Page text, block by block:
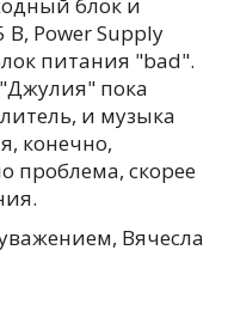
В, Power Supply
питания "bad".
пока
и музыка
конечно,
проблема, скорее
Вячесла